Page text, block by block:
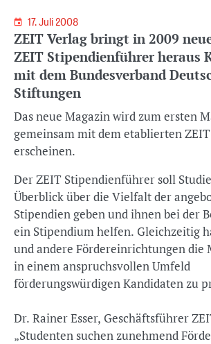
17. Juli 2008
ZEIT Verlag bringt in 2009
ZEIT Stipendienführer heraus
mit dem Bundesverband
Stiftungen
Das neue Magazin wird zum ersten
gemeinsam mit dem etablierten
erscheinen.
Der ZEIT Stipendienführer soll
Überblick über die Vielfalt der
Stipendien geben und ihnen bei der
ein Stipendium helfen. Gleichzeitig
und andere Fördereinrichtungen die
in einem anspruchsvollen Umfeld
förderungswürdigen Kandidaten zu
Dr. Rainer Esser, Geschäftsführer
„Studenten suchen zunehmend